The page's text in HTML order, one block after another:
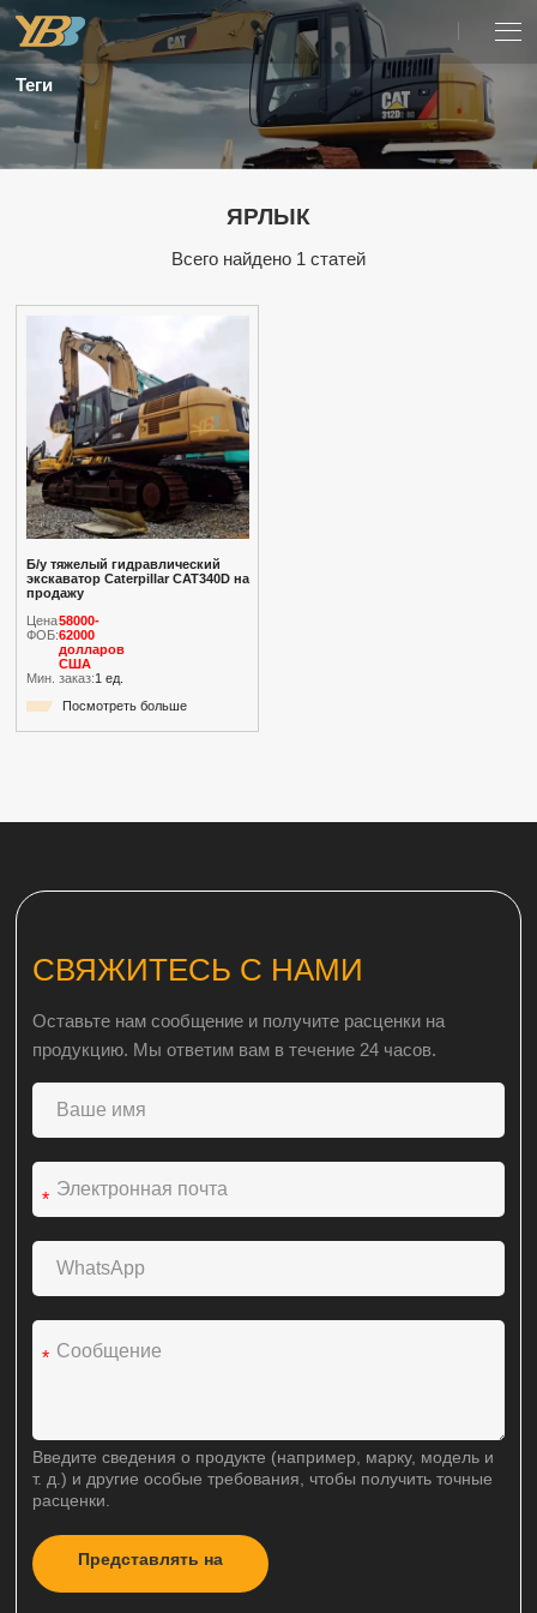
Теги
ЯРЛЫК
Всего найдено 1 статей
Б/у тяжелый гидравлический
экскаватор Caterpillar CAT340D на
продажу
Цена
ФОБ:
58000-
62000
долларов
США
Мин. заказ:1 ед.
Посмотреть больше
СВЯЖИТЕСЬ С НАМИ
Оставьте нам сообщение и получите расценки на
продукцию. Мы ответим вам в течение 24 часов.
*
*
Введите сведения о продукте (например, марку, модель и
т. д.) и другие особые требования, чтобы получить точные
расценки.
Представлять на